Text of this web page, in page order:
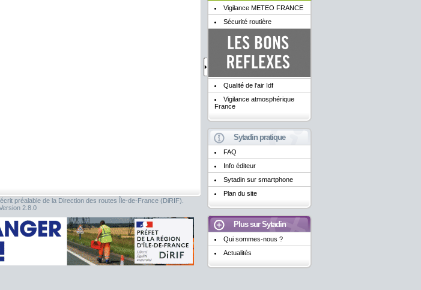
Vigilance METEO FRANCE
Sécurité routière
Qualité de l'air Idf
Vigilance atmosphérique
France
Sytadin pratique
FAQ
Info éditeur
Sytadin sur smartphone
Plan du site
Plus sur Sytadin
Qui sommes-nous ?
Actualités
préalable de la Direction des routes Île-de-France (DiRIF).
2.8.0